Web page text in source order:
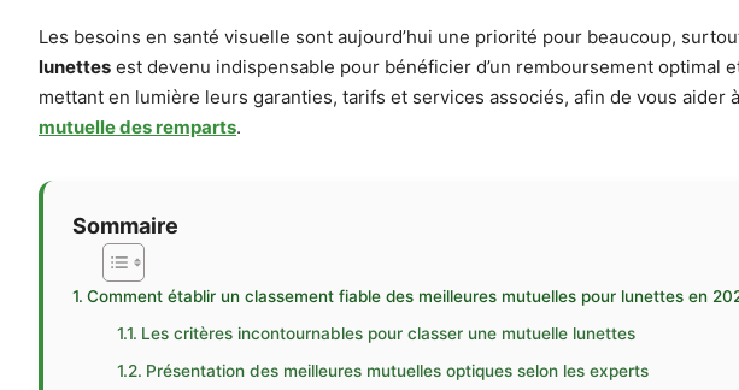
Les besoins en santé visuelle sont aujourd’hui une priorité pour beaucoup,
lunettes est devenu indispensable pour bénéficier d’un remboursement
mettant en lumière leurs garanties, tarifs et services associés, afin de vous
mutuelle des remparts.
Sommaire
Comment établir un classement fiable des meilleures mutuelles pour lunettes en
Les critères incontournables pour classer une mutuelle lunettes
Présentation des meilleures mutuelles optiques selon les experts